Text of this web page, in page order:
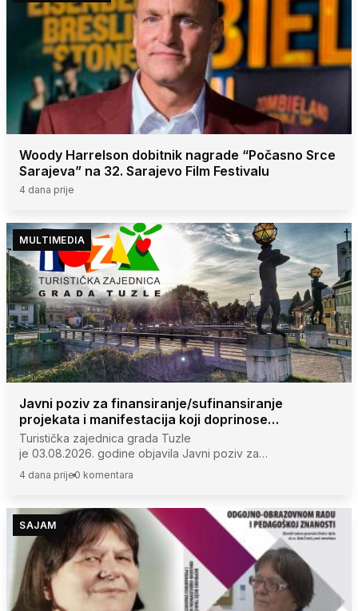
Woody Harrelson dobitnik nagrade “Počasno Srce
Sarajeva” na 32. Sarajevo Film Festivalu
4 dana prije
MULTIMEDIA
Javni poziv za finansiranje/sufinansiranje
projekata i manifestacija koji doprinose
obogaćivanju turističke ponude u gradu Tuzli
Turistička zajednica grada Tuzle
je 03.08.2026. godine objavila Javni poziv za
finansiranje/sufinansiranje projekata i manifestacija koji
doprinose obogaćivanju turističke…
4 dana prije0 komentara
SAJAM